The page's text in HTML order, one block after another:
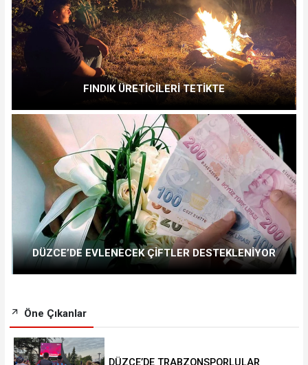
FINDIK ÜRETİCİLERİ TETİKTE
DÜZCE’DE EVLENECEK ÇİFTLER DESTEKLENİYOR
Öne Çıkanlar
DÜZCE’DE TRABZONSPORLULAR